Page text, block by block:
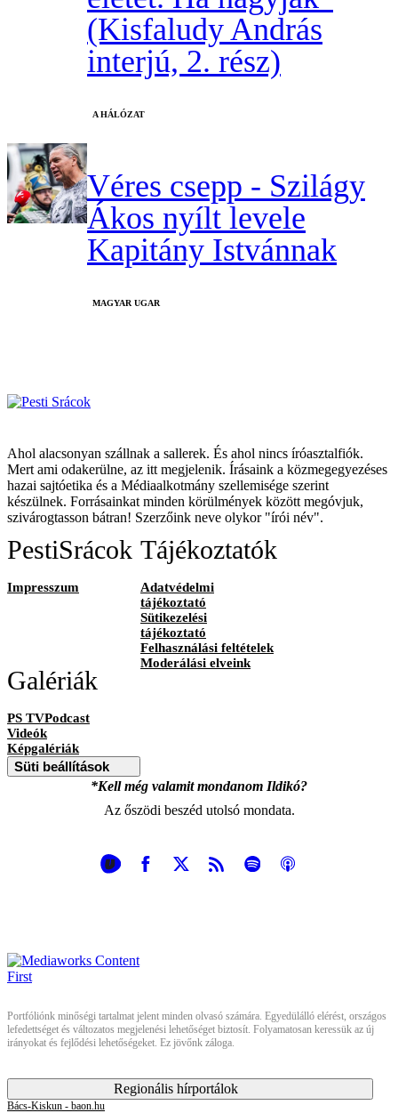
(Kisfaludy András
interjú, 2. rész)
A HÁLÓZAT
Véres csepp - Szilágy
Ákos nyílt levele
Kapitány Istvánnak
MAGYAR UGAR
Ahol alacsonyan szállnak a sallerek. És ahol nincs íróasztalfiók.
Mert ami odakerülne, az itt megjelenik. Írásaink a közmegegyezéses
hazai sajtóetika és a Médiaalkotmány szellemisége szerint
készülnek. Forrásainkat minden körülmények között megóvjuk,
szivárogtasson bátran! Szerzőink neve olykor "írói név".
PestiSrácok
Impresszum
Tájékoztatók
Adatvédelmi
tájékoztató
Sütikezelési
tájékoztató
Felhasználási feltételek
Moderálási elveink
Galériák
PS TVPodcast
Videók
Képgalériák
Süti beállítások
*Kell még valamit mondanom Ildikó?
Az őszödi beszéd utolsó mondata.
Portfóliónk minőségi tartalmat jelent minden olvasó számára. Egyedülálló elérést, országos
lefedettséget és változatos megjelenési lehetőséget biztosít. Folyamatosan keressük az új
irányokat és fejlődési lehetőségeket. Ez jövőnk záloga.
Regionális hírportálok
Bács-Kiskun - baon.hu